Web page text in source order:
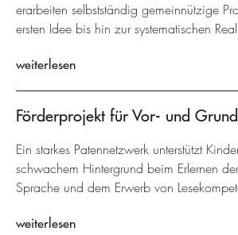
erarbeiten selbstständig gemeinnützige
ersten Idee bis hin zur systematischen
weiterlesen
Förderprojekt für Vor- und
Ein starkes Patennetzwerk unterstützt
schwachem Hintergrund beim Erlernen
Sprache und dem Erwerb von
weiterlesen